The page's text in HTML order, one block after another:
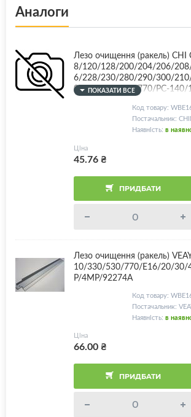
Аналоги
Лезо очищення (ракель) CHI
8/120/128/200/204/206/
6/228/230/280/290/300/
0/540/740/750/770/PC-
0/300/310/320/325/330/
0/530/550/680/700/710/
5/750/760/770/775/
ПОКАЗАТИ ВСЕ
Код товару:
Постачальник:
Наявність: в
Ціна
45.76₴
ПРИДБАТИ
Лезо очищення (ракель)
10/330/530/770/E16/20/30/
P/4MP/92274A
Код товару:
Постачальник:
Наявність: в
Ціна
66.00₴
ПРИДБАТИ